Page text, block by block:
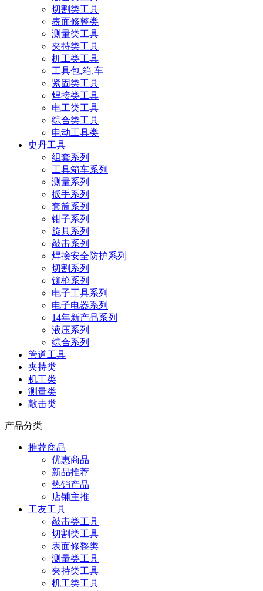
切割类工具
表面修整类
测量类工具
夹持类工具
机工类工具
工具包,箱,车
紧固类工具
焊接类工具
电工类工具
综合类工具
电动工具类
史丹工具
组套系列
工具箱车系列
测量系列
扳手系列
套筒系列
钳子系列
旋具系列
敲击系列
焊接安全防护系列
切割系列
铆枪系列
电子工具系列
电子电器系列
14年新产品系列
液压系列
综合系列
管道工具
夹持类
机工类
测量类
敲击类
产品分类
推荐商品
优惠商品
新品推荐
热销产品
店铺主推
工友工具
敲击类工具
切割类工具
表面修整类
测量类工具
夹持类工具
机工类工具